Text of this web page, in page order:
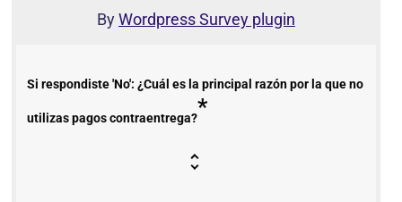
ByWordpress Survey plugin
Si respondiste 'No': ¿Cuál es la principal razón por la que no
utilizas pagos contraentrega?*